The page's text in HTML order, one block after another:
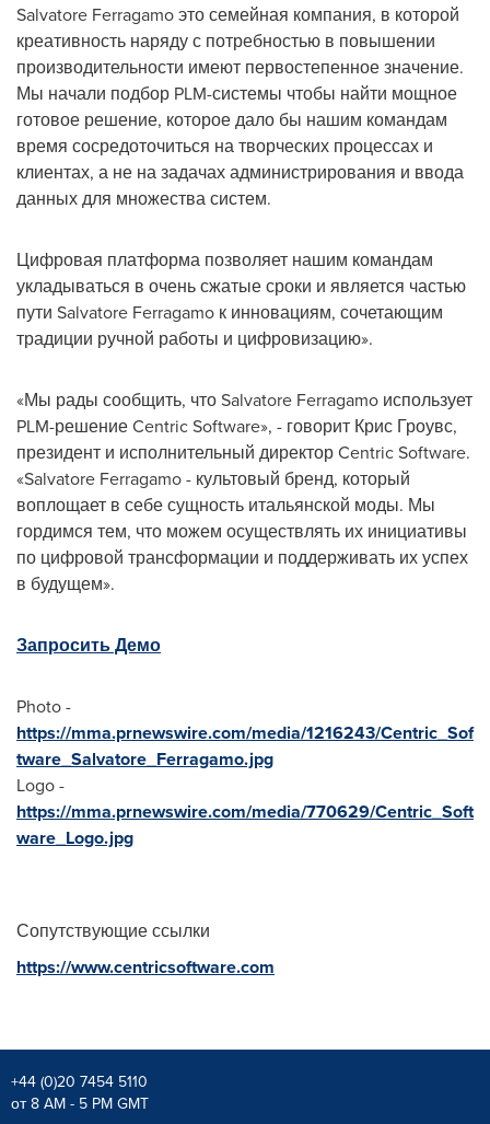
Salvatore Ferragamoэто семейная компания, в которой
креативность наряду с потребностью в повышении
производительности имеют первостепенное значение.
Мы начали подбор PLM-системы чтобы найти мощное
готовое решение, которое дало бы нашим командам
время сосредоточиться на творческих процессах и
клиентах, а не на задачах администрирования и ввода
данных для множества систем.
Цифровая платформа позволяет нашим командам
укладываться в очень сжатые сроки и является частью
пути Salvatore Ferragamo к инновациям, сочетающим
традиции ручной работы и цифровизацию».
«Мы рады сообщить, чтоSalvatore Ferragamo использует
PLM-решение Centric Software», - говорит Крис Гроувс,
президент и исполнительный директор Centric Software.
«Salvatore Ferragamo - культовый бренд, который
воплощает в себе сущность итальянской моды. Мы
гордимся тем, что можем осуществлять их инициативы
по цифровой трансформации и поддерживать их успех
в будущем».
Запросить Демо
Photo -
https://mma.prnewswire.com/media/1216243/Centric_Sof
tware_Salvatore_Ferragamo.jpg
Logo -
https://mma.prnewswire.com/media/770629/Centric_Soft
ware_Logo.jpg
Сопутствующие ссылки
https://www.centricsoftware.com
+44 (0)20 7454 5110
от 8 AM - 5 PM GMT